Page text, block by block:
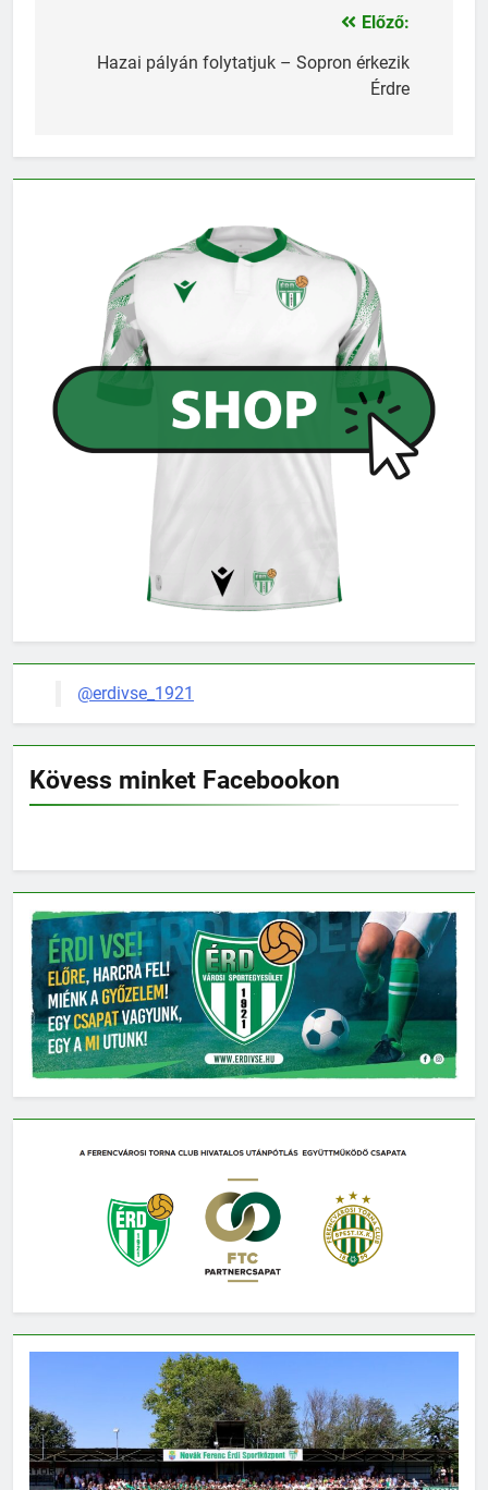
navigáció
Előző:
Hazai pályán folytatjuk – Sopron érkezik
Érdre
@erdivse_1921
Kövess minket Facebookon